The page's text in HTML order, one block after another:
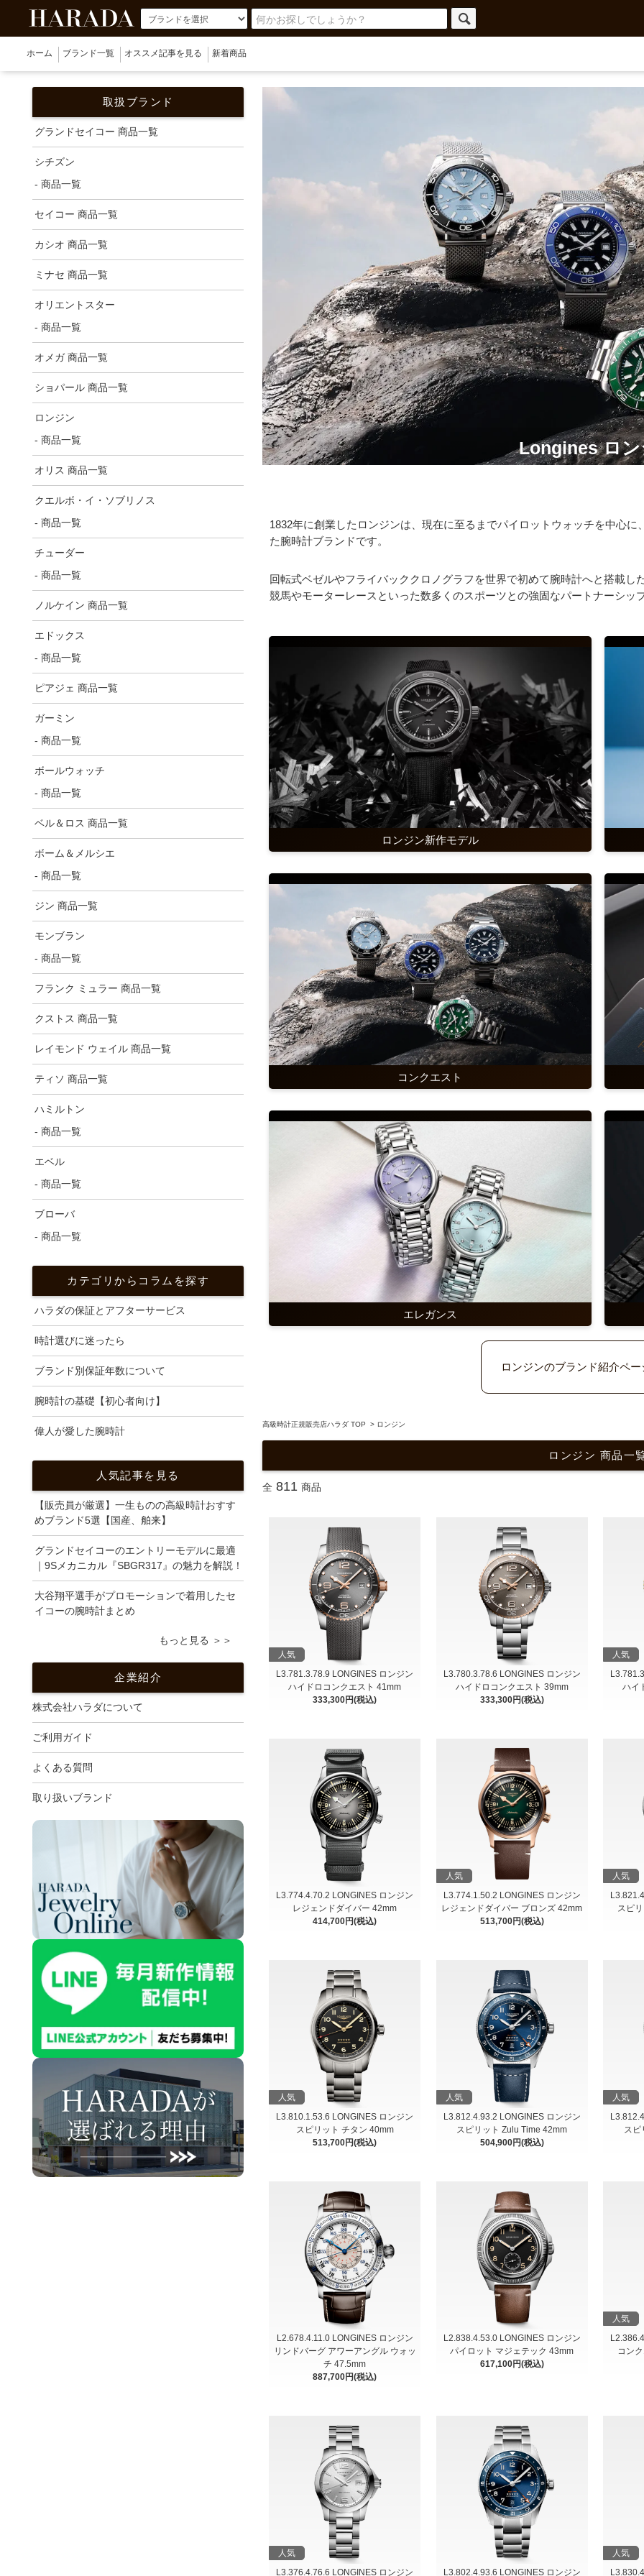
ホーム ブランド一覧 オススメ記事を見る 新着商品
Longines ロン
1832年に創業したロンジンは、現在に至るまでパイロットウォッチを中心
た腕時計ブランドです。
回転式ベゼルやフライバッククロノグラフを世界で初めて腕時計へと搭載
競馬やモーターレースといった数多くのスポーツとの強固なパートナーシッ
ロンジン新作モデル
コンクエスト
エレガンス
ロンジンのブランド紹介ペ
高級時計正規販売店ハラダ TOP > ロンジン
ロンジン 商品一
全 811 商品
人気
L3.781.3.78.9 LONGINES ロンジン
ハイドロコンクエスト 41mm
333,300円(税込)
L3.780.3.78.6 LONGINES ロンジン
ハイドロコンクエスト 39mm
333,300円(税込)
人気
ハイ
L3.774.4.70.2 LONGINES ロンジン
レジェンドダイバー 42mm
414,700円(税込)
人気
L3.774.1.50.2 LONGINES ロンジン
レジェンドダイバー ブロンズ 42mm
513,700円(税込)
人気
スピ
人気
L3.810.1.53.6 LONGINES ロンジン
スピリット チタン 40mm
513,700円(税込)
人気
L3.812.4.93.2 LONGINES ロンジン
スピリット Zulu Time 42mm
504,900円(税込)
人気
スピ
L2.678.4.11.0 LONGINES ロンジン
リンドバーグ アワーアングル ウォッ
チ 47.5mm
887,700円(税込)
L2.838.4.53.0 LONGINES ロンジン
パイロット マジェテック 43mm
617,100円(税込)
人気
コン
人気
L3.376.4.76.6 LONGINES ロンジン
L3.802.4.93.6 LONGINES ロンジン
人気
取扱ブランド
グランドセイコー 商品一覧
シチズン
- 商品一覧
セイコー 商品一覧
カシオ 商品一覧
ミナセ 商品一覧
オリエントスター
- 商品一覧
オメガ 商品一覧
ショパール 商品一覧
ロンジン
- 商品一覧
オリス 商品一覧
クエルボ・イ・ソブリノス
- 商品一覧
チューダー
- 商品一覧
ノルケイン 商品一覧
エドックス
- 商品一覧
ピアジェ 商品一覧
ガーミン
- 商品一覧
ボールウォッチ
- 商品一覧
ベル＆ロス 商品一覧
ボーム＆メルシエ
- 商品一覧
ジン 商品一覧
モンブラン
- 商品一覧
フランク ミュラー 商品一覧
クストス 商品一覧
レイモンド ウェイル 商品一覧
ティソ 商品一覧
ハミルトン
- 商品一覧
エベル
- 商品一覧
ブローバ
- 商品一覧
カテゴリからコラムを探す
ハラダの保証とアフターサービス
時計選びに迷ったら
ブランド別保証年数について
腕時計の基礎【初心者向け】
偉人が愛した腕時計
人気記事を見る
【販売員が厳選】一生ものの高級時計おすす
めブランド5選【国産、舶来】
グランドセイコーのエントリーモデルに最適
｜9Sメカニカル『SBGR317』の魅力を解説！
大谷翔平選手がプロモーションで着用したセ
イコーの腕時計まとめ
もっと見る ＞＞
企業紹介
株式会社ハラダについて
ご利用ガイド
よくある質問
取り扱いブランド